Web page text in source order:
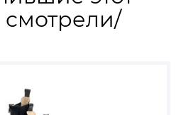
смотрели/